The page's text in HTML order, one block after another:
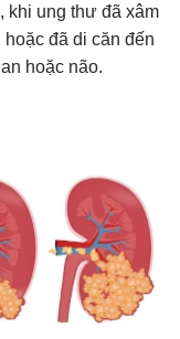
khi ung thư đã xâm
đã di căn đến
hoặc não.